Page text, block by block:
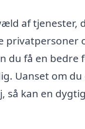
af
du få en bedre
Uanset om
så kan en